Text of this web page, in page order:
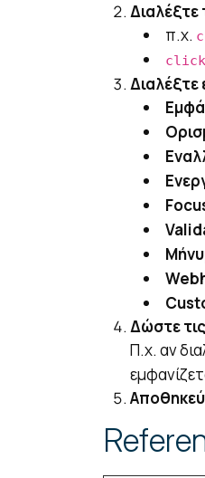
π.χ.
click
Δώστε
Π.χ. αν